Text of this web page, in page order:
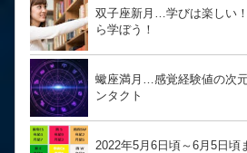
双子座新月…学びは楽しい
ら学ぼう！
蠍座満月…感覚経験値の次
ンタクト
2022年5月6日頃～6月5日頃